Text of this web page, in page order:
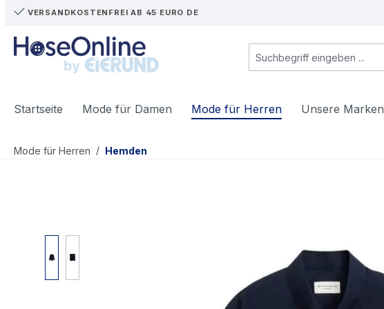
Hauptinhalt springen
Zur Suche springen
Zur Hauptnavigation springen
VERSANDKOSTENFREI AB 45 EURO DE
Startseite Mode für Damen Mode für Herren Unsere Marken
Mode für Herren / Hemden